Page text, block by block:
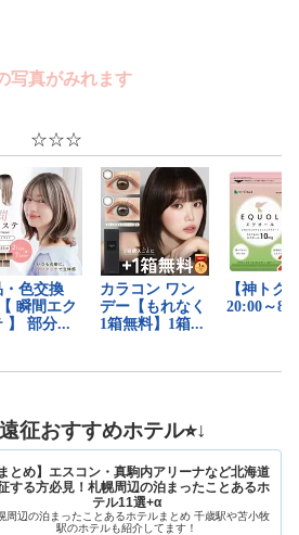
がみれます
☆☆☆
征おすすめホテル⭐︎↓
まとめ】エスコン・真駒内アリーナなど北海道
する方必見！札幌周辺の泊まったことあるホ
テル11選+α
周辺の泊まったことあるホテルまとめ 千歳駅や苫小牧
駅のホテルも紹介してます！